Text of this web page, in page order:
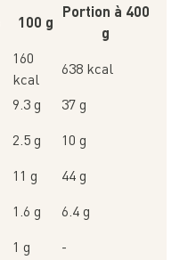
100 g
Portion à 400
g
160
kcal
638 kcal
9.3 g
37 g
2.5 g
10 g
11 g
44 g
1.6 g
6.4 g
1 g
-